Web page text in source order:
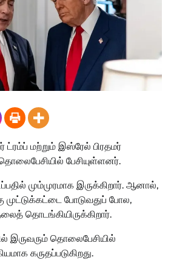
ட்ரம்ப் மற்றும் இஸ்ரேல் பிரதமர்
பேசியுள்ளனர்.
மும்முரமாக இருக்கிறார். ஆனால்,
போடுவதுப் போல,
தொடங்கியிருக்கிறார்.
இருவரும் தொலைபேசியில்
கருதப்படுகிறது.